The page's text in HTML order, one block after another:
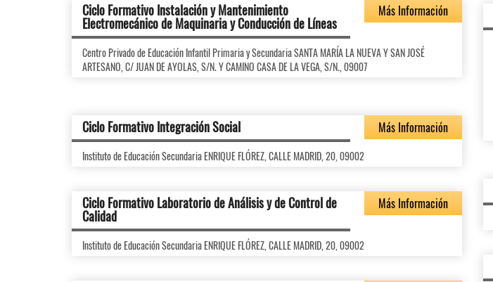
Ciclo Formativo Instalación y Mantenimiento
Electromecánico de Maquinaria y Conducción de Líneas
Más Información
Centro Privado de Educación Infantil Primaria y Secundaria SANTA MARÍA LA NUEVA Y SAN JOSÉ
ARTESANO, C/ JUAN DE AYOLAS, S/N. Y CAMINO CASA DE LA VEGA, S/N., 09007
Ciclo Formativo Integración Social Más Información
Instituto de Educación Secundaria ENRIQUE FLÓREZ, CALLE MADRID, 20, 09002
Ciclo Formativo Laboratorio de Análisis y de Control de
Calidad
Más Información
Instituto de Educación Secundaria ENRIQUE FLÓREZ, CALLE MADRID, 20, 09002